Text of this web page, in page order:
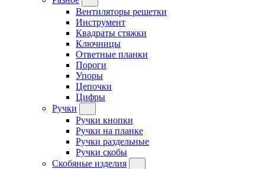
Вентиляторы решетки
Инструмент
Квадраты стяжки
Ключницы
Ответные планки
Пороги
Упоры
Цепочки
Цифры
Ручки
Ручки кнопки
Ручки на планке
Ручки раздельные
Ручки скобы
Скобяные изделия